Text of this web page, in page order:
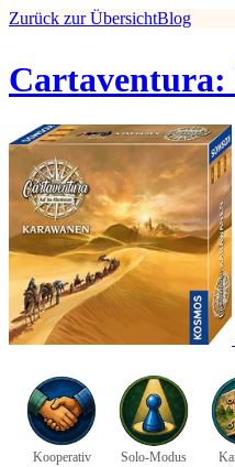
Zurück zur ÜbersichtBlog
Cartaventura:
Kooperativ Solo-Modus